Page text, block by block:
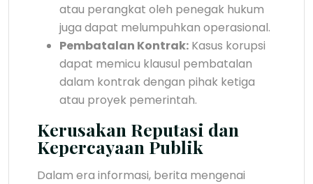
atau perangkat oleh penegak hukum
juga dapat melumpuhkan operasional.
Pembatalan Kontrak: Kasus korupsi
dapat memicu klausul pembatalan
dalam kontrak dengan pihak ketiga
atau proyek pemerintah.
Kerusakan Reputasi dan
Kepercayaan Publik
Dalam era informasi, berita mengenai